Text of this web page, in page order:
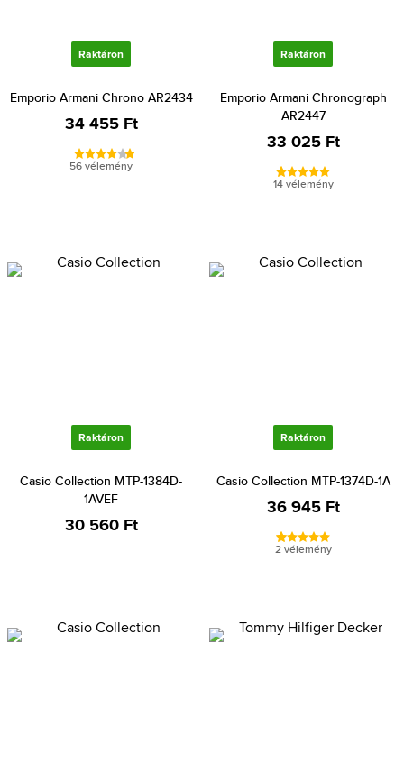
Raktáron
Emporio Armani Chrono AR2434
34 455 Ft
56 vélemény
Raktáron
Emporio Armani Chronograph
AR2447
33 025 Ft
14 vélemény
Raktáron
Casio Collection MTP-1384D-
1AVEF
30 560 Ft
Raktáron
Casio Collection MTP-1374D-1A
36 945 Ft
2 vélemény